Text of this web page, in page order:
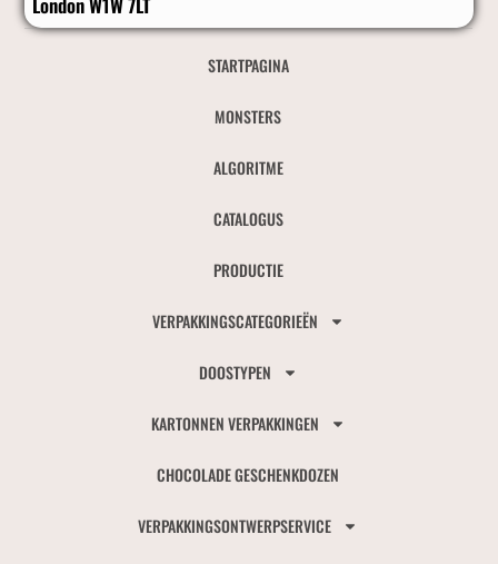
STARTPAGINA
MONSTERS
ALGORITME
CATALOGUS
PRODUCTIE
VERPAKKINGSCATEGORIEËN
DOOSTYPEN
KARTONNEN VERPAKKINGEN
CHOCOLADE GESCHENKDOZEN
VERPAKKINGSONTWERPSERVICE